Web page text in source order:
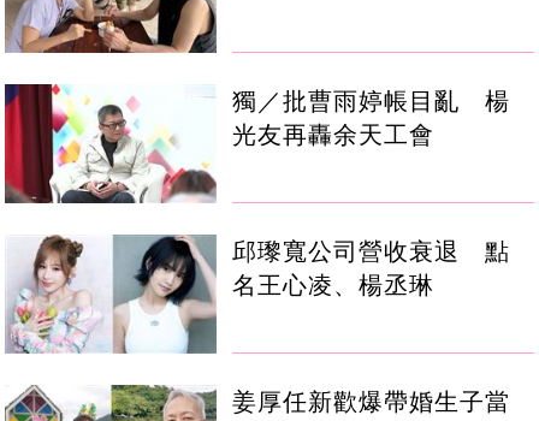
獨／批曹雨婷帳目亂 楊
光友再轟余天工會
邱瓈寬公司營收衰退 點
名王心凌、楊丞琳
姜厚任新歡爆帶婚生子當